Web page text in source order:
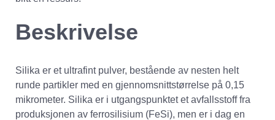
Beskrivelse
Silika er et ultrafint pulver, bestående av nesten helt
runde partikler med en gjennomsnittstørrelse på 0,15
mikrometer. Silika er i utgangspunktet et avfallsstoff fra
produksjonen av ferrosilisium (FeSi), men er i dag en